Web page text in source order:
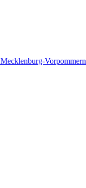
Mecklenburg-Vorpommern